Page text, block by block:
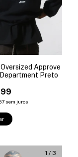
Approve
Preto
sem juros
1 / 3